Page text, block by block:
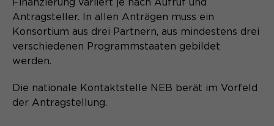
Finanzierung variiert je nach Aufruf und
Antragsteller. In allen Anträgen muss ein
Konsortium aus drei Partnern, aus mindestens drei
verschiedenen Programmstaaten gebildet
werden.
Die nationale Kontaktstelle NEB berät im Vorfeld
der Antragstellung.
Zweck
Website angenehm und flüssig wird:
Sie ermöglichen es der Website, Sie
zu erkennen und somit Ihre Sitzung
offen zu halten. Es speichert bei
ID als verschlüsselten Wert (sog.
"hash-Wert") zum entsprechenden
Anbieter Matomo
Laufzeit 1 Monat
Zweck